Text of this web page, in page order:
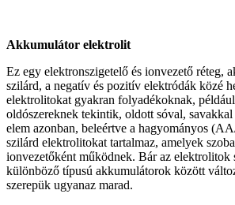
Akkumulátor elektrolit
Ez egy elektronszigetelő és ionvezető réteg,
szilárd, a negatív és pozitív elektródák közé
elektrolitokat gyakran folyadékoknak,
oldószereknek tekintik, oldott sóval,
elem azonban, beleértve a hagyományos
szilárd elektrolitokat tartalmaz, amelyek
ionvezetőként működnek. Bár az elektrolitok
különböző típusú akkumulátorok között
szerepük ugyanaz marad.